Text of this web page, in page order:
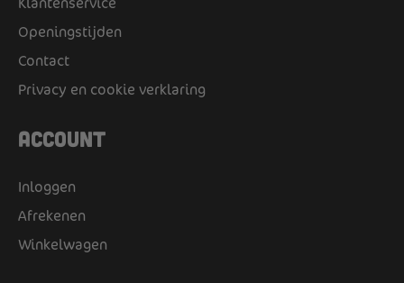
Openingstijden
Contact
Privacy en cookie verklaring
Account
Inloggen
Afrekenen
Winkelwagen